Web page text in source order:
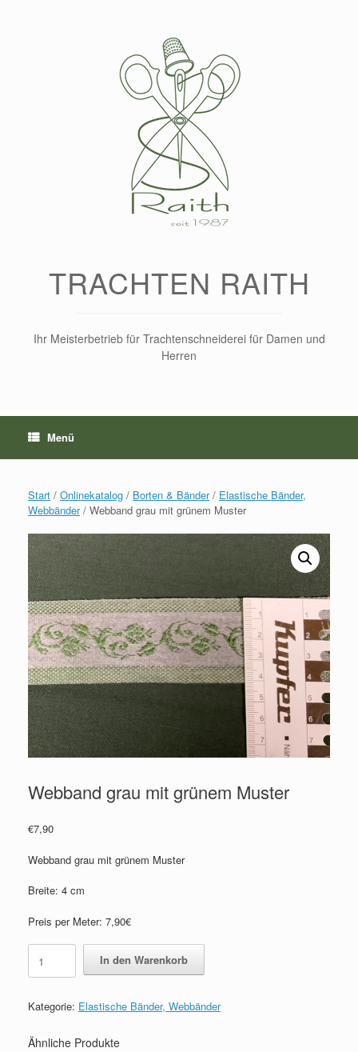
TRACHTEN RAITH
Ihr Meisterbetrieb für Trachtenschneiderei für Damen und
Herren
Menü
Start / Onlinekatalog / Borten & Bänder/ Elastische Bänder,
Webbänder/ Webband grau mit grünem Muster
Webband grau mit grünem Muster
€7,90
Webband grau mit grünem Muster
Breite: 4 cm
Preis per Meter: 7,90€
grau
mit
Muster
In den Warenkorb
Kategorie: Elastische Bänder, Webbänder
Ähnliche Produkte